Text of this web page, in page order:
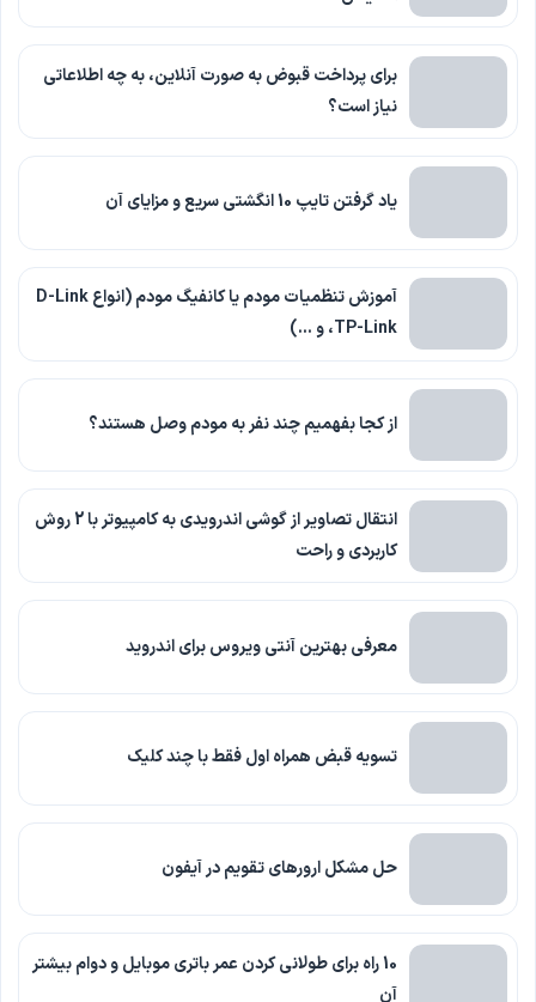
برای پرداخت قبوض به صورت آنلاین، به چه اطلاعاتی
نیاز است؟
یاد گرفتن تایپ 10 انگشتی سریع و مزایای آن
آموزش تنظمیات مودم یا کانفیگ مودم (انواع D-Link
،TP-Link و …)
از کجا بفهمیم چند نفر به مودم وصل هستند؟
انتقال تصاویر از گوشی اندرویدی به کامپیوتر با 2 روش
کاربردی و راحت
معرفی بهترین آنتی ویروس برای اندروید
تسویه قبض همراه اول فقط با چند کلیک
حل مشکل ارورهای تقویم در آیفون
10 راه برای طولانی کردن عمر باتری موبایل و دوام بیشتر
آن